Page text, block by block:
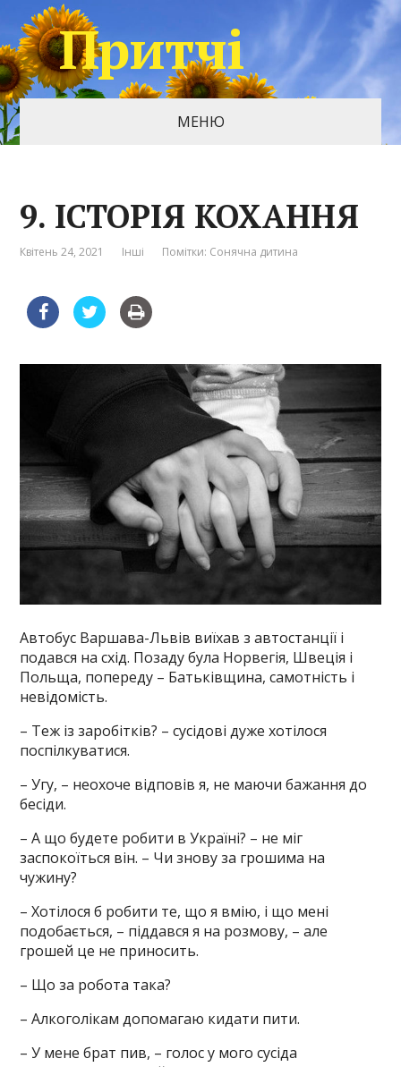
Притчі
МЕНЮ
9. ІСТОРІЯ КОХАННЯ
Квітень 24, 2021 Інші Помітки: Сонячна дитина
Автобус Варшава-Львів виїхав з автостанції і
подався на схід. Позаду була Норвегія, Швеція і
Польща, попереду – Батьківщина, самотність і
невідомість.
– Теж із заробітків? – сусідові дуже хотілося
поспілкуватися.
– Угу, – неохоче відповів я, не маючи бажання до
бесіди.
– А що будете робити в Україні? – не міг
заспокоїться він. – Чи знову за грошима на
чужину?
– Хотілося б робити те, що я вмію, і що мені
подобається, – піддався я на розмову, – але
грошей це не приносить.
– Що за робота така?
– Алкоголікам допомагаю кидати пити.
– У мене брат пив, – голос у мого сусіда